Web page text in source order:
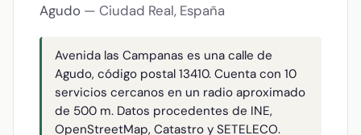
Agudo — Ciudad Real, España
Avenida las Campanas es una calle de
Agudo, código postal 13410. Cuenta con 10
servicios cercanos en un radio aproximado
de 500 m. Datos procedentes de INE,
OpenStreetMap, Catastro y SETELECO.